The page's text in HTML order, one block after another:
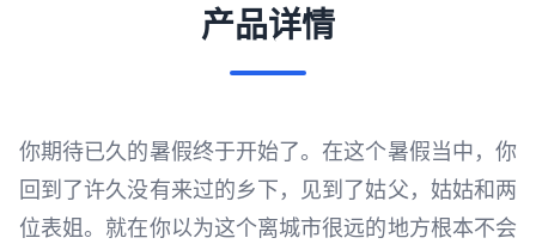
产品详情
你期待已久的暑假终于开始了。在这个暑假当中，你
回到了许久没有来过的乡下，见到了姑父，姑姑和两
位表姐。就在你以为这个离城市很远的地方根本不会